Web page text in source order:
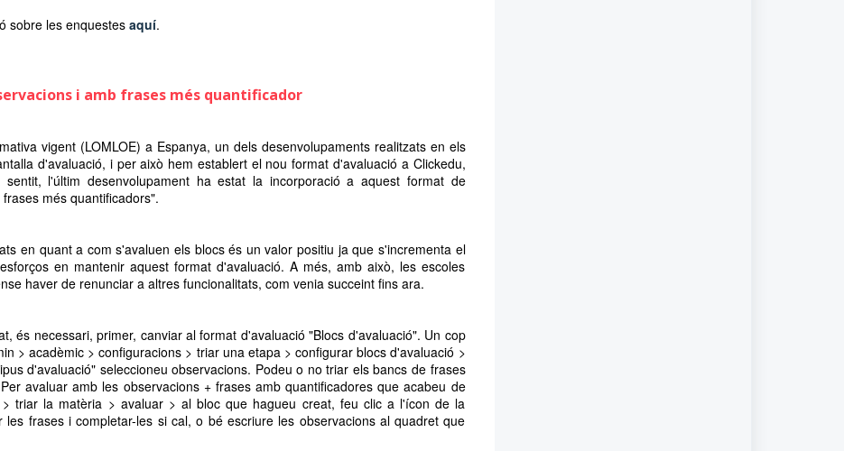
sobre les enquestes aquí.
i amb frases més quantificador
vigent (LOMLOE) a Espanya, un dels desenvolupaments realitzats en els
d'avaluació, i per això hem establert el nou format d'avaluació a Clickedu,
l'últim desenvolupament ha estat la incorporació a aquest format de
més quantificadors".
en quant a com s'avaluen els blocs és un valor positiu ja que s'incrementa el
en mantenir aquest format d'avaluació. A més, amb això, les escoles
haver de renunciar a altres funcionalitats, com venia succeint fins ara.
és necessari, primer, canviar al format d'avaluació "Blocs d'avaluació". Un cop
> acadèmic > configuracions > triar una etapa > configurar blocs d'avaluació >
d'avaluació" seleccioneu observacions. Podeu o no triar els bancs de frases
avaluar amb les observacions + frases amb quantificadores que acabeu de
triar la matèria > avaluar > al bloc que hagueu creat, feu clic a l'ícon de la
frases i completar-les si cal, o bé escriure les observacions al quadret que